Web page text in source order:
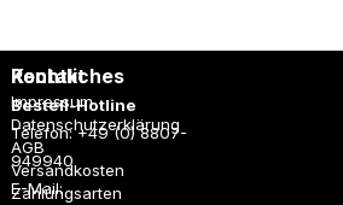
Rechtliches
Impressum
Datenschutzerklärung
AGB
Versandkosten
Zahlungsarten
Kontakt
Bestell-Hotline
Telefon: +49 (0) 8807-
949940
E-Mail: